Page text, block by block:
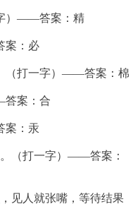
）——答案：精
：必
打一字）——答案：棉
案：合
：汞
（打一字）——答案：
见人就张嘴，等待结果